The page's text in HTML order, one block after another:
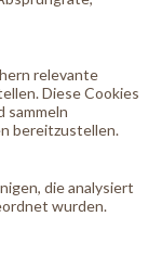
relevante
Diese Cookies
sammeln
bereitzustellen.
die analysiert
wurden.